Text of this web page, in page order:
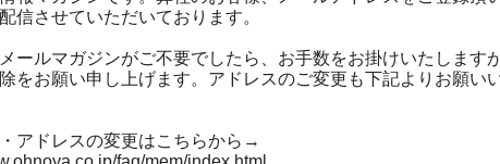
配信させていただいております。
ールマガジンがご不要でしたら、お手数をお掛けいたします
をお願い申し上げます。アドレスのご変更も下記よりお願い
アドレスの変更はこちらから→